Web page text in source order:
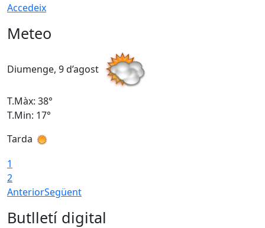
Accedeix
Meteo
Diumenge, 9 d’agost
T.Màx: 38°
T.Min: 17°
Tarda
1
2
AnteriorSegüent
Butlletí digital